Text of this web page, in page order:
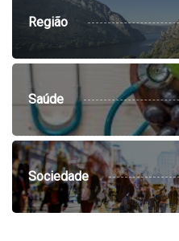
Região
Saúde
Sociedade